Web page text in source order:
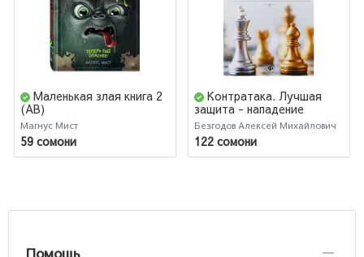
Маленькая злая книга 2
(AB)
Магнус Мист
59 сомони
Контратака. Лучшая
защита - нападение
Безгодов Алексей Михайлович
122 сомони
Помощь